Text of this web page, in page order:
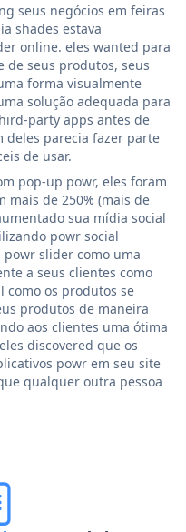
seus negócios em feiras
shades estava
online. eles wanted para
de seus produtos, seus
forma visualmente
solução adequada para
party apps antes de
parecia fazer parte
de usar.
pop-up powr, eles foram
mais de 250% (mais de
sua mídia social
powr social
slider como uma
a seus clientes como
como os produtos se
produtos de maneira
aos clientes uma ótima
discovered que os
powr em seu site
qualquer outra pessoa